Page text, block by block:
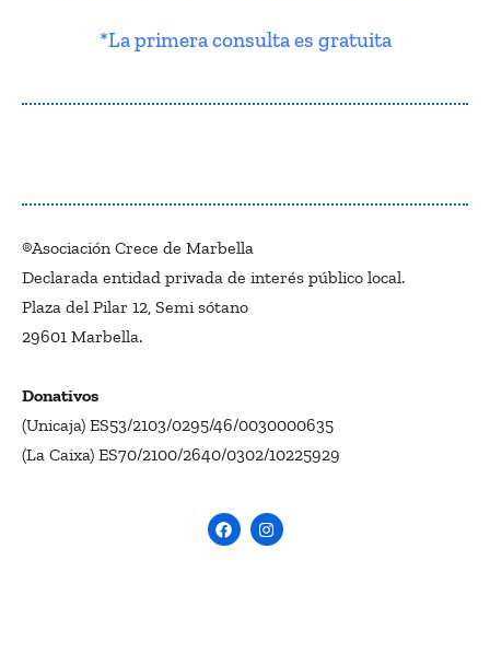
*La primera consulta es gratuita
®Asociación Crece de Marbella
Declarada entidad privada de interés público local.
Plaza del Pilar 12, Semi sótano
29601 Marbella.
Donativos
(Unicaja) ES53/2103/0295/46/0030000635
(La Caixa) ES70/2100/2640/0302/10225929